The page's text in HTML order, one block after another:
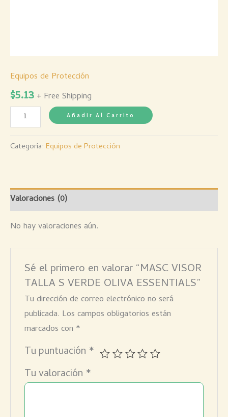
Equipos de Protección
$5.13 + Free Shipping
Añadir Al Carrito
Categoría: Equipos de Protección
Valoraciones (0)
No hay valoraciones aún.
Sé el primero en valorar “MASC VISOR
TALLA S VERDE OLIVA ESSENTIALS”
Tu dirección de correo electrónico no será
publicada. Los campos obligatorios están
marcados con *
Tu puntuación *
Tu valoración *